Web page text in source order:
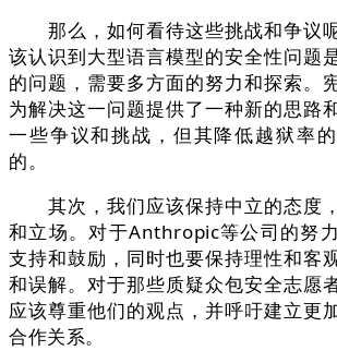
那么，如何看待这些挑战和争议
该认识到大型语言模型的安全性问题
的问题，需要多方面的努力和探索。
为解决这一问题提供了一种新的思路
一些争议和挑战，但其降低越狱率
的。
其次，我们应该保持中立的态度
和立场。对于Anthropic等公司的努
支持和鼓励，同时也要保持理性和客
和误解。对于那些质疑众包安全志愿
应该尊重他们的观点，并呼吁建立更
合作关系。